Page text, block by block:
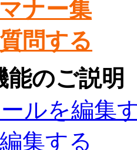
ナー集
問する
能のご説明
ルを編集
集する